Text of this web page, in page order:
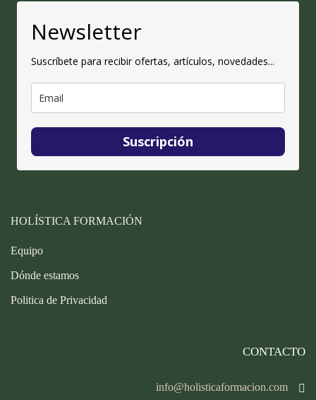
Newsletter
Suscríbete para recibir ofertas, artículos, novedades...
Suscripción
HOLÍSTICA FORMACIÓN
Equipo
Dónde estamos
Politica de Privacidad
CONTACTO
info@holisticaformacion.com